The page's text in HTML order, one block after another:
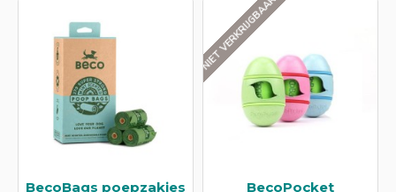
BecoBags poepzakjes
NIET VERKRIJGBAAR
BecoPocket